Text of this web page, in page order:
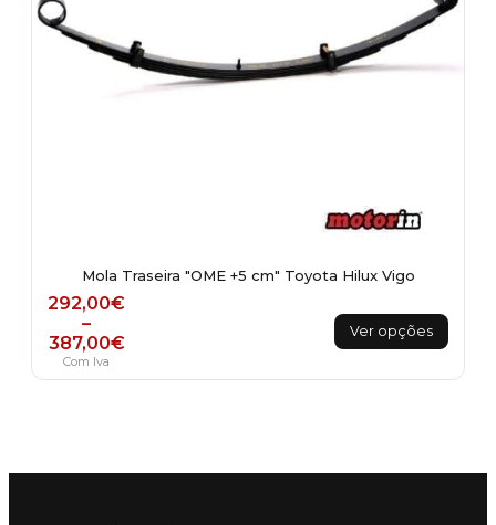
Mola Traseira "OME +5 cm" Toyota Hilux Vigo
292,00€
–
387,00€
Price range: 292,00€ through 387,00€
Com Iva
Ver opções
This
product
multiple
may